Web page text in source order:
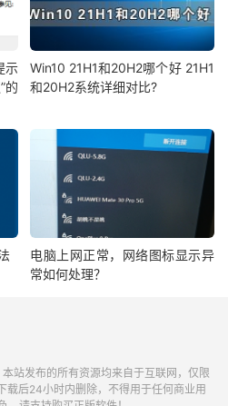
示
的
Win10 21H1和20H2哪个好 21H1
和20H2系统详细对比?
电脑上网正常，网络图标显示异
常如何处理？
站发布的所有资源均来自于互联网，仅限
载后24小时内删除，不得用于任何商业用